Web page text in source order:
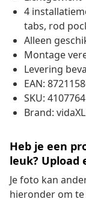
4
tabs, rod
Alleen
Montage
Levering
EAN:
SKU: 4107764
Brand: vidaXL
Heb je een
leuk? Upload
Je foto kan
hieronder om